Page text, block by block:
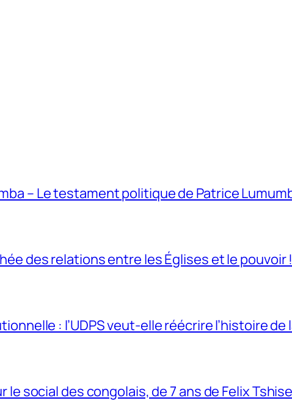
– Le testament politique de Patrice
des relations entre les Églises et le pouvoir !
: l’UDPS veut-elle réécrire l’histoire de
le social des congolais, de 7 ans de Felix